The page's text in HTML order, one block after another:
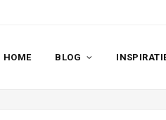
HOME BLOG